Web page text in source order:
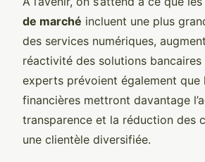
de marché incluent une plus
des services numériques,
réactivité des solutions bancaires
experts prévoient également que
financières mettront davantage
transparence et la réduction des
une clientèle diversifiée.